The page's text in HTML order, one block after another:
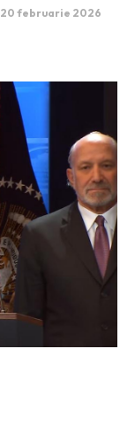
20 februarie 2026